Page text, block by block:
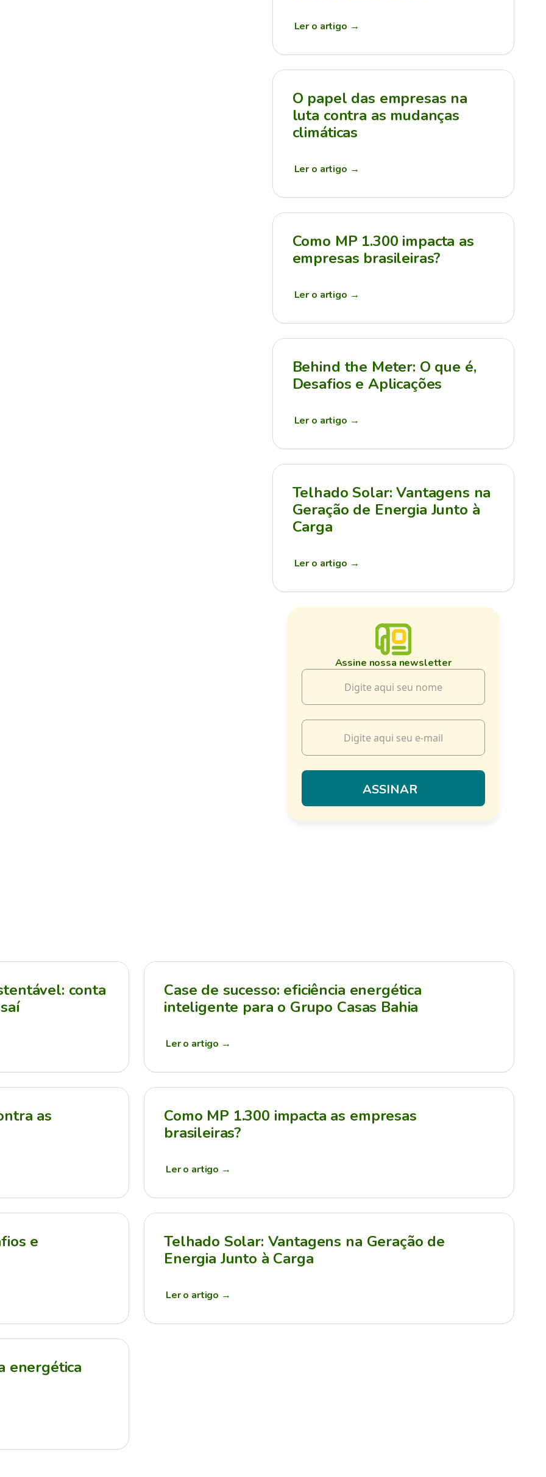
Ler o artigo →
O papel das empresas na
luta contra as mudanças
climáticas
Ler o artigo →
Como MP 1.300 impacta as
empresas brasileiras?
Ler o artigo →
Behind the Meter: O que é,
Desafios e Aplicações
Ler o artigo →
Telhado Solar: Vantagens na
Geração de Energia Junto à
Carga
Ler o artigo →
Assine nossa newsletter
conta
Case de sucesso: eficiência energética
inteligente para o Grupo Casas Bahia
Ler o artigo →
as
Como MP 1.300 impacta as empresas
brasileiras?
Ler o artigo →
e
Telhado Solar: Vantagens na Geração de
Energia Junto à Carga
Ler o artigo →
energética